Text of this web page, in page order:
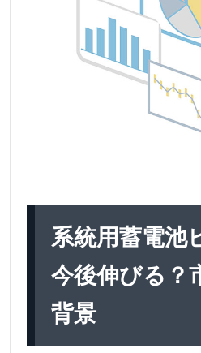
系統用蓄電池
今後伸びる？
背景